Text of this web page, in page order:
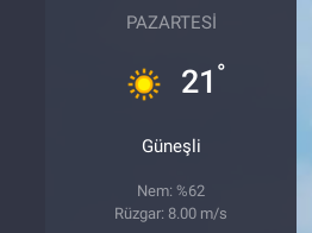
PAZARTESI
21 °
Güneşli
Nem: %62
Rüzgar: 8.00 m/s